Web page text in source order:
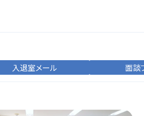
入退室メール 面談